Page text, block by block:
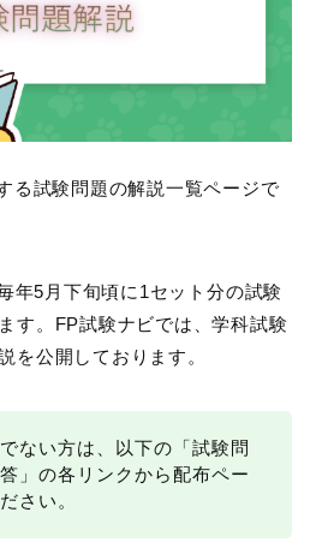
る試験問題の解説一覧ページで
年5月下旬頃に1セット分の試験
す。FP試験ナビでは、学科試験
を公開しております。
ない方は、以下の「試験問
」の各リンクから配布ペー
さい。